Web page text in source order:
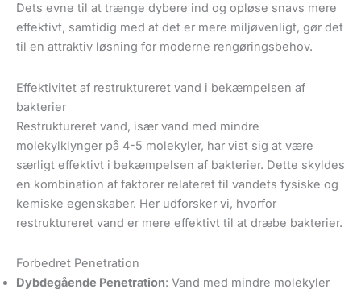
Dets evne til at trænge dybere ind og opløse snavs mere
effektivt, samtidig med at det er mere miljøvenligt, gør det
til en attraktiv løsning for moderne rengøringsbehov.
Effektivitet af restruktureret vand i bekæmpelsen af
bakterier
Restruktureret vand, især vand med mindre
molekylklynger på 4-5 molekyler, har vist sig at være
særligt effektivt i bekæmpelsen af bakterier. Dette skyldes
en kombination af faktorer relateret til vandets fysiske og
kemiske egenskaber. Her udforsker vi, hvorfor
restruktureret vand er mere effektivt til at dræbe bakterier.
Forbedret Penetration
Dybdegående Penetration: Vand med mindre molekyler